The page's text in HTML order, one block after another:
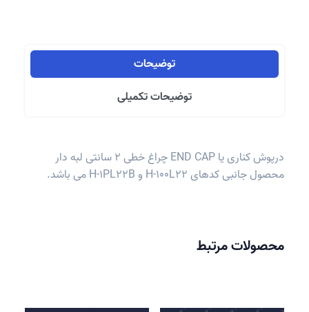
توضیحات
توضیحات تکمیلی
درپوش کناری یا END CAP چراغ خطی 2 سانتی لبه دار
محصول جانبی کدهای H-100L22 و H-1PL22B می باشد.
محصولات مرتبط